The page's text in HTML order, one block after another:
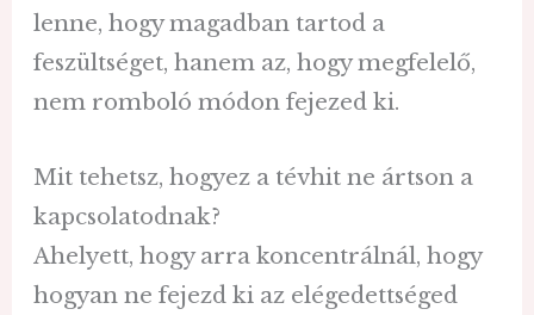
lenne, hogy magadban tartod a
feszültséget, hanem az, hogy megfelelő,
nem romboló módon fejezed ki.
Mit tehetsz, hogyez a tévhit ne ártson a
kapcsolatodnak?
Ahelyett, hogy arra koncentrálnál, hogy
hogyan ne fejezd ki az elégedettséged